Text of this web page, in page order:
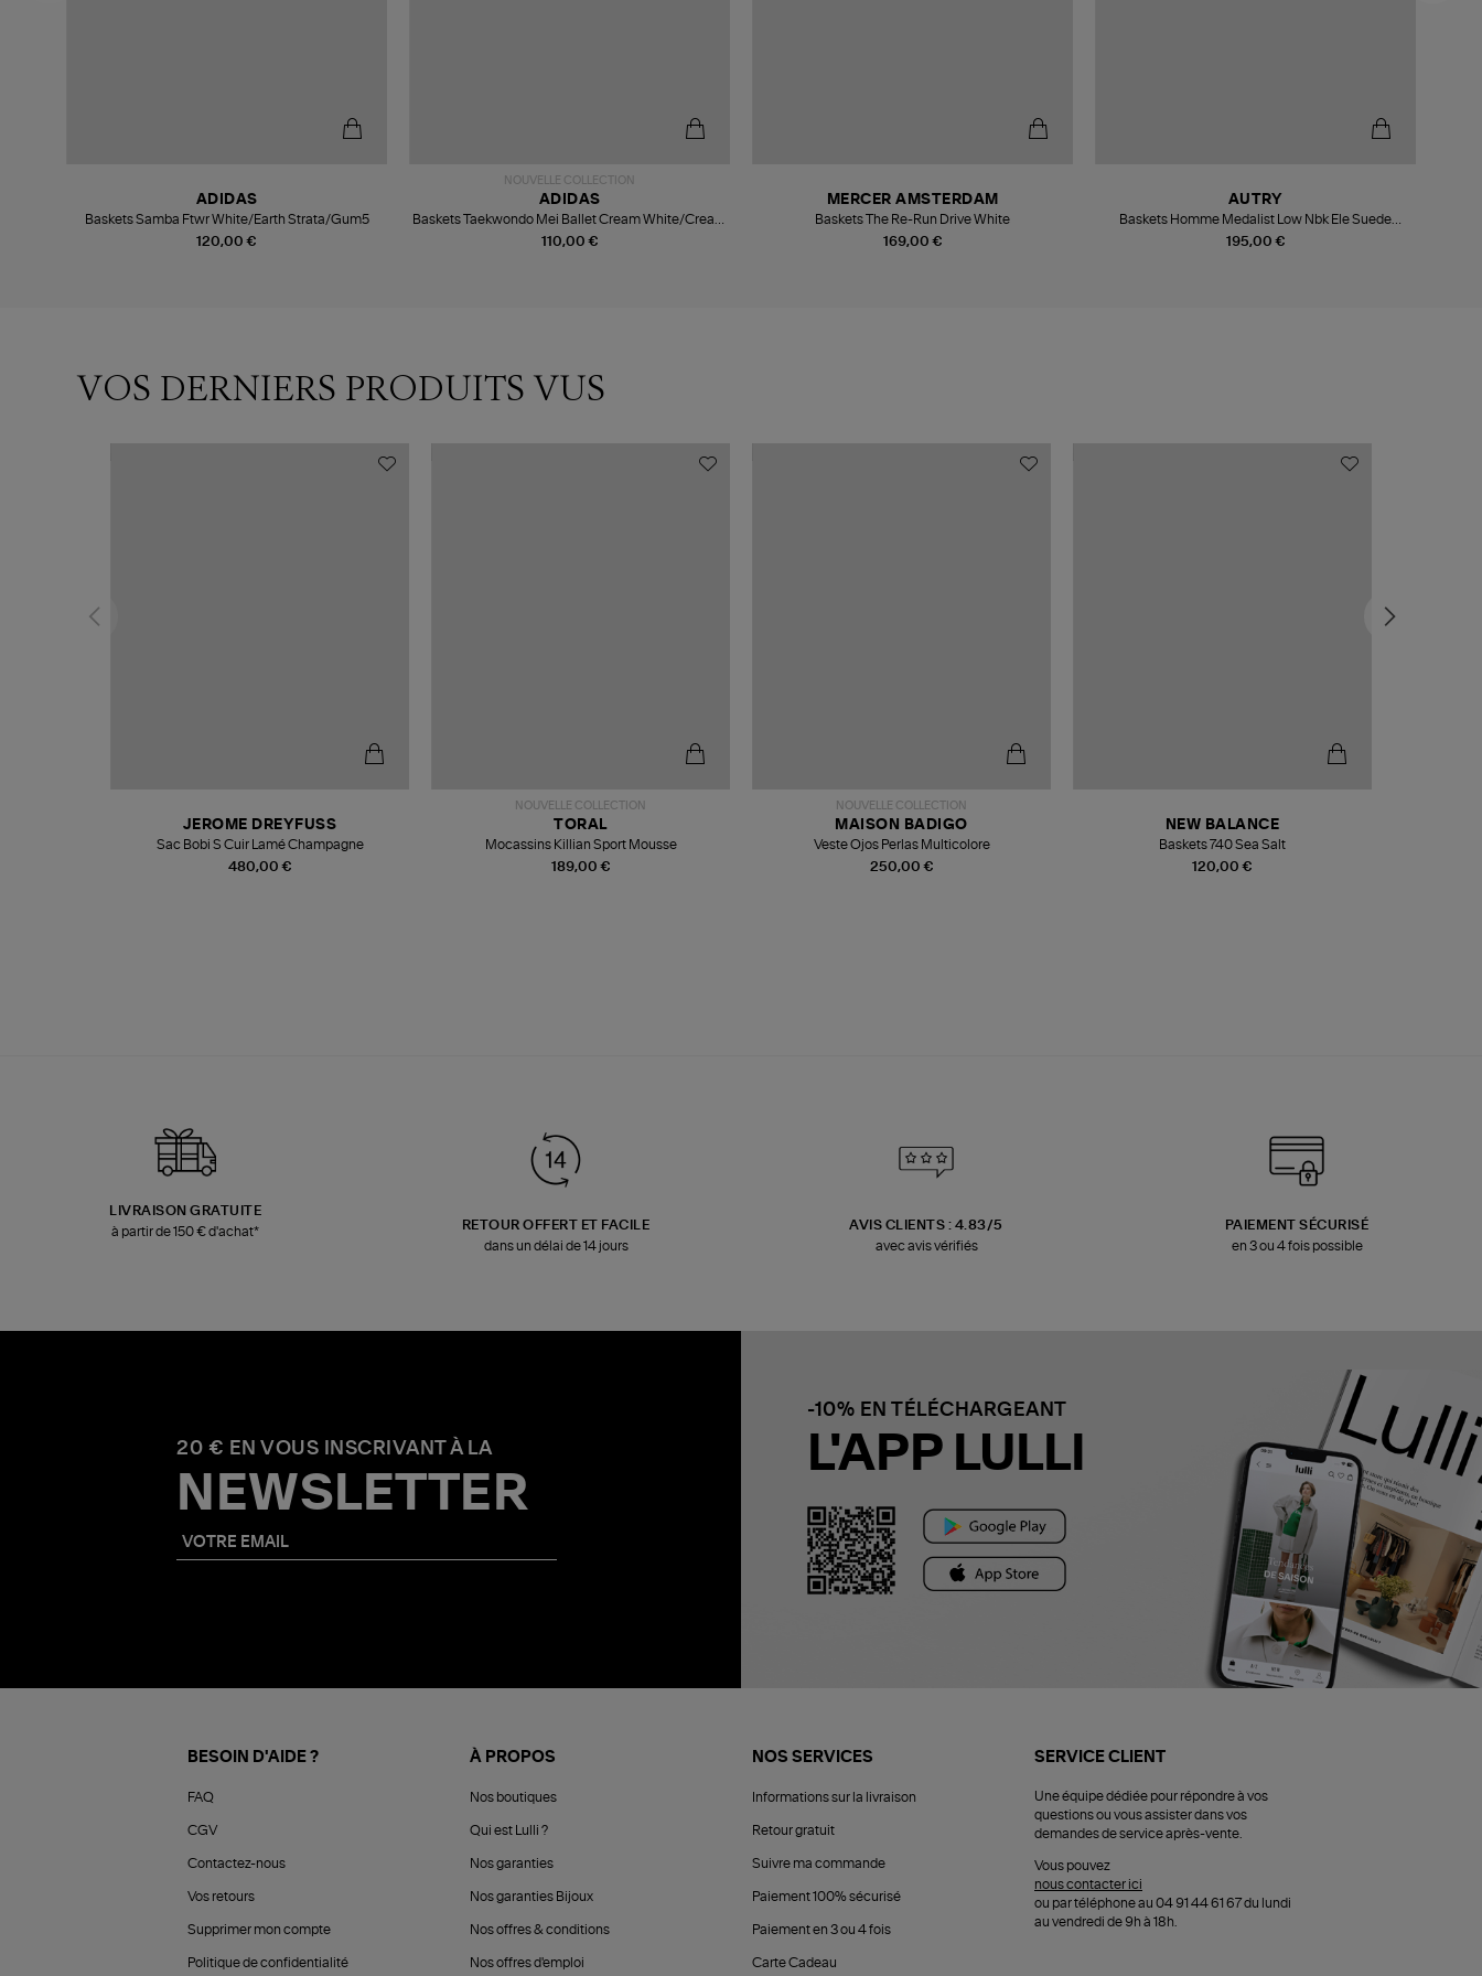
120,00 €
ADIDAS
Baskets Samba Ftwr White/Earth Strata/Gum5
NOUVELLE COLLECTION
110,00 €
ADIDAS
Baskets Taekwondo Mei Ballet Cream White/Cream
White/Gum4
169,00 €
MERCER AMSTERDAM
Baskets The Re-Run Drive White
195,00 €
AUTRY
Baskets Homme Medalist Low Nbk Ele Suede
Bluedep Vapor
VOS DERNIERS PRODUITS VUS
480,00 €
JEROME DREYFUSS
Sac Bobi S Cuir Lamé Champagne
NOUVELLE COLLECTION
189,00 €
TORAL
Mocassins Killian Sport Mousse
NOUVELLE COLLECTION
250,00 €
MAISON BADIGO
Veste Ojos Perlas Multicolore
120,00 €
NEW BALANCE
Baskets 740 Sea Salt
LIVRAISON GRATUITE
à partir de 150 € d'achat*
RETOUR OFFERT ET FACILE
dans un délai de 14 jours
AVIS CLIENTS : 4.83/5
avec avis vérifiés
PAIEMENT SÉCURISÉ
en 3 ou 4 fois possible
20 € EN VOUS INSCRIVANT À LA
NEWSLETTER
-10% EN TÉLÉCHARGEANT
L'APP LULLI
BESOIN D'AIDE ?
FAQ
CGV
Contactez-nous
Vos retours
Supprimer mon compte
Politique de confidentialité
À PROPOS
Nos boutiques
Qui est Lulli ?
Nos garanties
Nos garanties Bijoux
Nos offres & conditions
Nos offres d'emploi
NOS SERVICES
Informations sur la livraison
Retour gratuit
Suivre ma commande
Paiement 100% sécurisé
Paiement en 3 ou 4 fois
Carte Cadeau
SERVICE CLIENT
Une équipe dédiée pour répondre à vos
questions ou vous assister dans vos
demandes de service après-vente.
Vous pouvez
nous contacter ici
ou par téléphone au 04 91 44 61 67 du lundi
au vendredi de 9h à 18h.